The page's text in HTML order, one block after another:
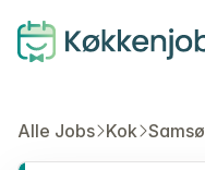
Alle Jobs Kok Samsø